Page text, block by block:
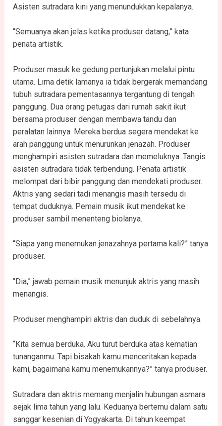
Asisten sutradara kini yang menundukkan kepalanya.
“Semuanya akan jelas ketika produser datang,” kata
penata artistik.
Produser masuk ke gedung pertunjukan melalui pintu
utama. Lima detik lamanya ia tidak bergerak memandang
tubuh sutradara pementasannya tergantung di tengah
panggung. Dua orang petugas dari rumah sakit ikut
bersama produser dengan membawa tandu dan
peralatan lainnya. Mereka berdua segera mendekat ke
arah panggung untuk menurunkan jenazah. Produser
menghampiri asisten sutradara dan memeluknya. Tangis
asisten sutradara tidak terbendung. Penata artistik
melompat dari bibir panggung dan mendekati produser.
Aktris yang sedari tadi menangis masih tersedu di
tempat duduknya. Pemain musik ikut mendekat ke
produser sambil menenteng biolanya.
“Siapa yang menemukan jenazahnya pertama kali?” tanya
produser.
“Dia,” jawab pemain musik menunjuk aktris yang masih
menangis.
Produser menghampiri aktris dan duduk di sebelahnya.
“Kita semua berduka. Aku turut berduka atas kematian
tunanganmu. Tapi bisakah kamu menceritakan kepada
kami, bagaimana kamu menemukannya?” tanya produser.
Sutradara dan aktris memang menjalin hubungan asmara
sejak lima tahun yang lalu. Keduanya bertemu dalam satu
sanggar kesenian di Yogyakarta. Di tahun keempat